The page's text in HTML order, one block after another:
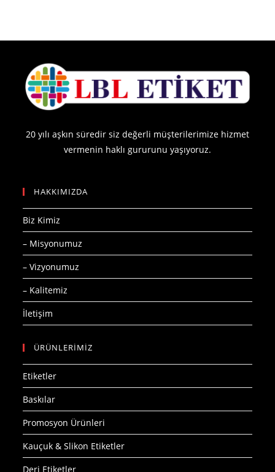
20 yılı aşkın süredir siz değerli müşterilerimize hizmet
vermenin haklı gururunu yaşıyoruz.
HAKKIMIZDA
Biz Kimiz
– Misyonumuz
– Vizyonumuz
– Kalitemiz
İletişim
ÜRÜNLERİMİZ
Etiketler
Baskılar
Promosyon Ürünleri
Kauçuk & Slikon Etiketler
Deri Etiketler